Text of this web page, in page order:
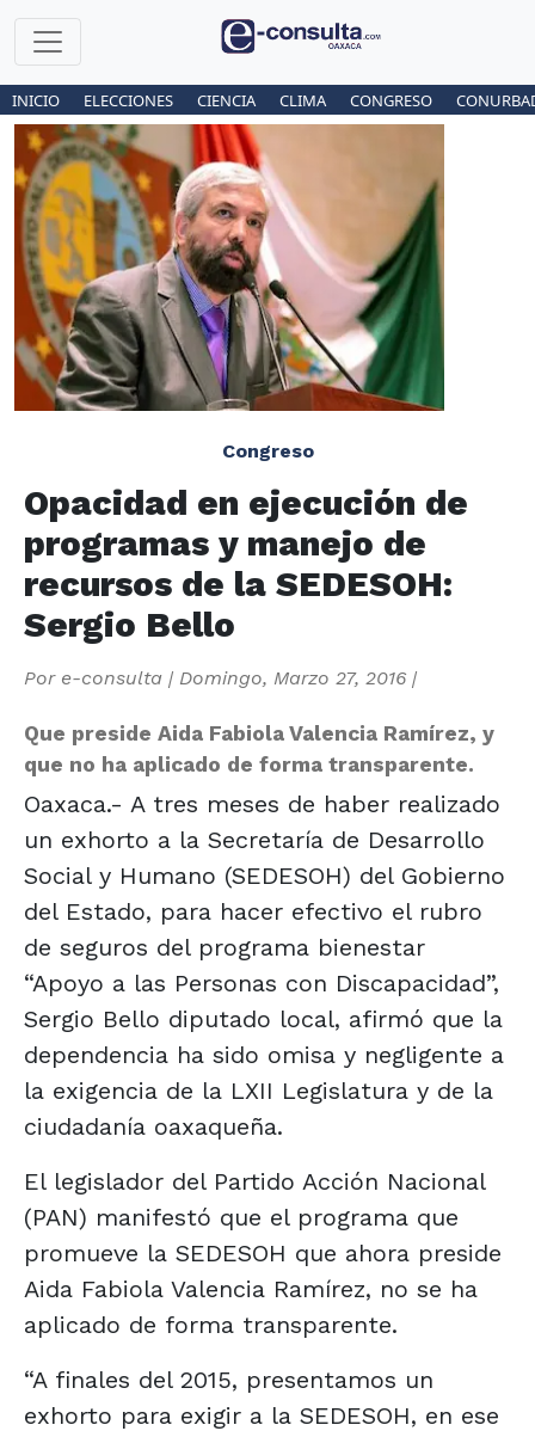
INICIO ELECCIONES CIENCIA CLIMA CONGRESO
Congreso
Opacidad en ejecución de
programas y manejo de
recursos de la SEDESOH:
Sergio Bello
Por e-consulta | Domingo, Marzo 27, 2016 |
Que preside Aida Fabiola Valencia Ramírez, y
que no ha aplicado de forma transparente.
Oaxaca.- A tres meses de haber realizado
un exhorto a la Secretaría de Desarrollo
Social y Humano (SEDESOH) del Gobierno
del Estado, para hacer efectivo el rubro
de seguros del programa bienestar
“Apoyo a las Personas con Discapacidad”,
Sergio Bello diputado local, afirmó que la
dependencia ha sido omisa y negligente a
la exigencia de la LXII Legislatura y de la
ciudadanía oaxaqueña.
El legislador del Partido Acción Nacional
(PAN) manifestó que el programa que
promueve la SEDESOH que ahora preside
Aida Fabiola Valencia Ramírez, no se ha
aplicado de forma transparente.
“A finales del 2015, presentamos un
exhorto para exigir a la SEDESOH, en ese